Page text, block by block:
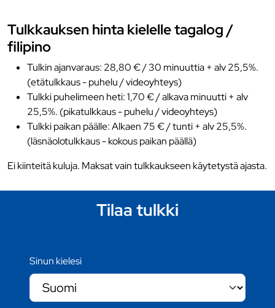
Tulkkauksen hinta kielelle tagalog /
filipino
Tulkin ajanvaraus: 28,80 € / 30 minuuttia + alv 25,5%.
(etätulkkaus - puhelu / videoyhteys)
Tulkki puhelimeen heti: 1,70 € / alkava minuutti + alv
25,5%. (pikatulkkaus - puhelu / videoyhteys)
Tulkki paikan päälle: Alkaen 75 € / tunti + alv 25,5%.
(läsnäolotulkkaus - kokous paikan päällä)
Ei kiinteitä kuluja. Maksat vain tulkkaukseen käytetystä ajasta.
Tilaa tulkki
Sinun kielesi